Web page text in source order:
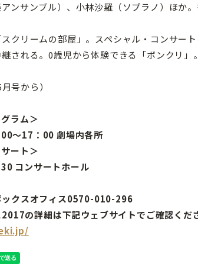
ンサンブル）、小林沙羅（ソプラノ）ほか
クリームの部屋」。スペシャル・コンサー
される。0歳児から体験できる「ボンクリ」
号から）
ラム＞
〜17：00 劇場内各所
ート＞
コンサートホール
ックスオフィス0570-010-296
の詳細は下記ウェブサイトでご確認くだ